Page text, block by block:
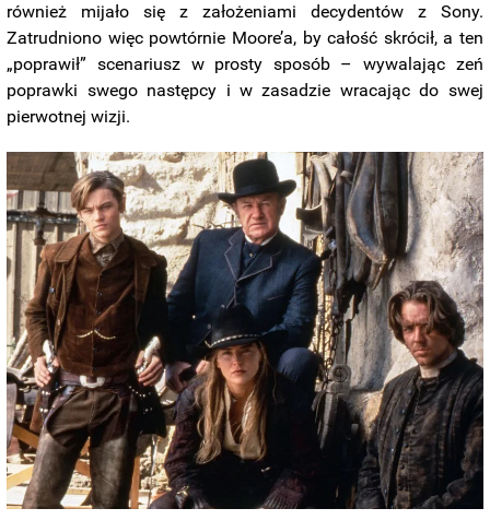
również mijało się z założeniami decydentów z Sony.
Zatrudniono więc powtórnie Moore’a, by całość skrócił, a ten
„poprawił” scenariusz w prosty sposób – wywalając zeń
poprawki swego następcy i w zasadzie wracając do swej
pierwotnej wizji.